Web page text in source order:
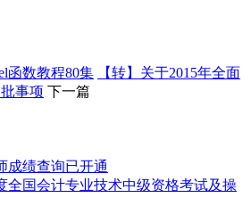
函数教程80集
【转】关于2015年全面
事项 下一篇
成绩查询已开通
全国会计专业技术中级资格考试及操